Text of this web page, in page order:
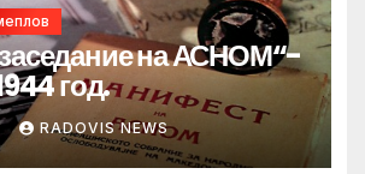
на АСНОМ“-
год.
RADOVIS NEWS